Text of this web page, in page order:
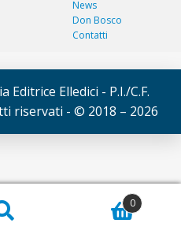
News
Don Bosco
Contatti
Elledici - P.I./C.F.
riservati - © 2018 – 2026
0